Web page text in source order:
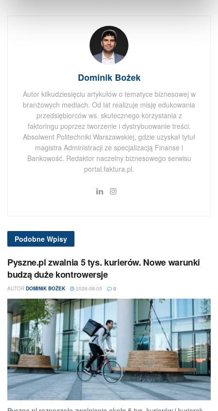
Dominik Bożek
Autor kilkudziesięciu artykułów o tematyce biznesowej w
branżowych mediach. Od lat realizuje misję edukowania
przedsiębiorców ws. skutecznego korzystania z
faktoringu poprzez tworzenie i dystrybuowanie treści.
Absolwent Politechniki Warszawskiej, gdzie uzyskał tytuł
magistra Administracji ze specjalizacją Finanse i
Bankowość. Redaktor naczelny biznesowego serwisu
portal.faktura.pl.
Podobne Wpisy
Pyszne.pl zwalnia 5 tys. kurierów. Nowe warunki
budzą duże kontrowersje
AUTOR DOMINIK BOŻEK 2026-08-05 0